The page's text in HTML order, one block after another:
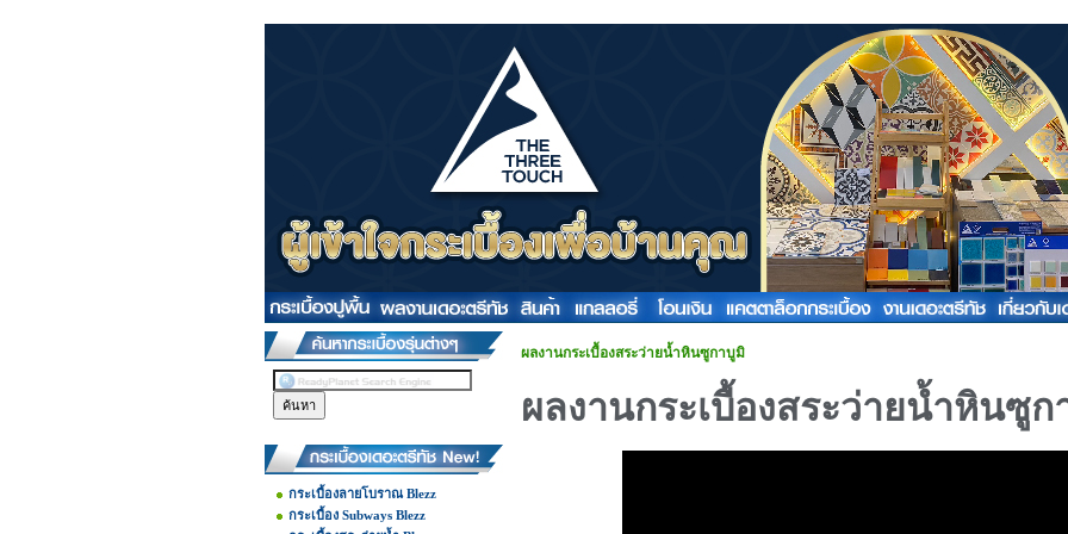
กระเบื้องลายโบราณ Blezz
กระเบื้อง Subways Blezz
ผลงานกระเบื้องสระว่ายน้ำหินซูกาบูมิ
ผลงานกระเบื้องสระว่ายน้ำหินซูก